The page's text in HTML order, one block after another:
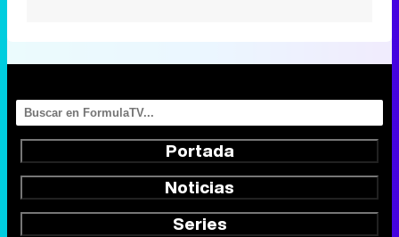
Portada
Noticias
Series